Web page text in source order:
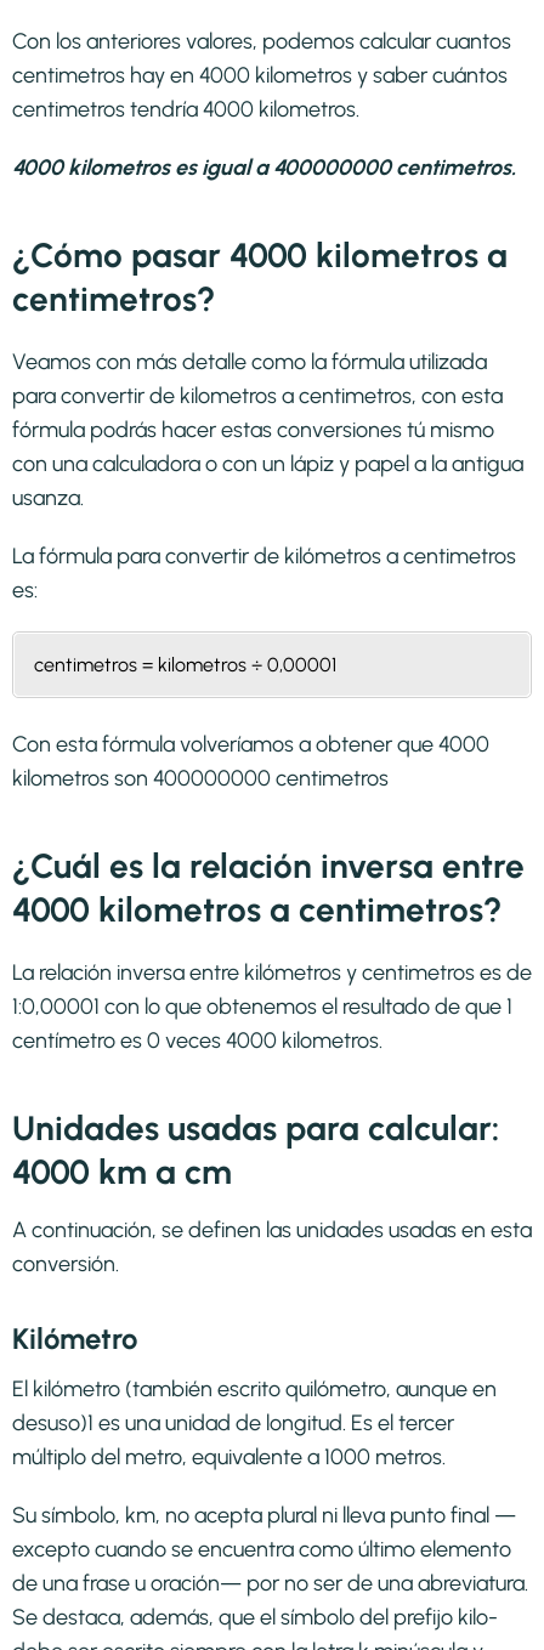
Con los anteriores valores, podemos calcular cuantos
centimetros hay en 4000 kilometros y saber cuántos
centimetros tendría 4000 kilometros.
4000 kilometros es igual a 400000000 centimetros.
¿Cómo pasar 4000 kilometros a
centimetros?
Veamos con más detalle como la fórmula utilizada
para convertir de kilometros a centimetros, con esta
fórmula podrás hacer estas conversiones tú mismo
con una calculadora o con un lápiz y papel a la antigua
usanza.
La fórmula para convertir de kilómetros a centimetros
es:
centimetros = kilometros ÷ 0,00001
Con esta fórmula volveríamos a obtener que 4000
kilometros son 400000000 centimetros
¿Cuál es la relación inversa entre
4000 kilometros a centimetros?
La relación inversa entre kilómetros y centimetros es de
1:0,00001 con lo que obtenemos el resultado de que 1
centímetro es 0 veces 4000 kilometros.
Unidades usadas para calcular:
4000 km a cm
A continuación, se definen las unidades usadas en esta
conversión.
Kilómetro
El kilómetro (también escrito quilómetro, aunque en
desuso)1​ es una unidad de longitud. Es el tercer
múltiplo del metro, equivalente a 1000 metros.
Su símbolo, km, no acepta plural ni lleva punto final —
excepto cuando se encuentra como último elemento
de una frase u oración— por no ser de una abreviatura.
Se destaca, además, que el símbolo del prefijo kilo-